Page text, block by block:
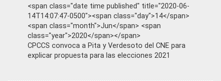
<span class="date time published" title="2020-06-
14T14:07:47-0500"><span class="day">14</span>
<span class="month">Jun</span> <span
class="year">2020</span></span>
CPCCS convoca a Pita y Verdesoto del CNE para
explicar propuesta para las elecciones 2021